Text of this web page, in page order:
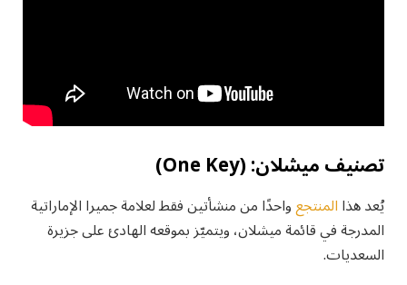
تصنيف ميشلان: (One Key)
يُعد هذاالمنتجعواحدًا من منشأتين فقط لعلامة جميرا الإماراتية
المدرجة في قائمة ميشلان، ويتميّز بموقعه الهادئ على جزيرة
السعديات.